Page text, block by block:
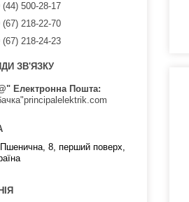
(44) 500-28-17
(67) 218-22-70
(67) 218-24-23
ЗВ'ЯЗКУ
Електронна Пошта
8, перший поверх,